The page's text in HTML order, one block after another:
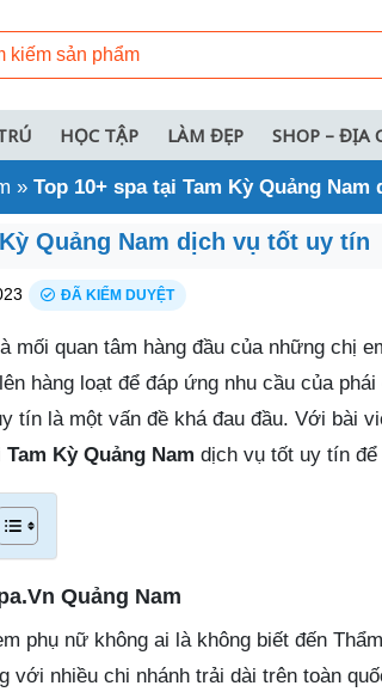
HỌC TẬP LÀM ĐẸP SHOP – ĐỊA
» Top 10+ spa tại Tam Kỳ Quảng
Quảng Nam dịch vụ tốt uy tín
ĐÃ KIỂM DUYỆT
mối quan tâm hàng đầu của những chị
hàng loạt để đáp ứng nhu cầu của
tín là một vấn đề khá đau đầu. Với bài
Kỳ Quảng Nam dịch vụ tốt uy tín để
Quảng Nam
phụ nữ không ai là không biết đến
với nhiều chi nhánh trải dài trên toàn